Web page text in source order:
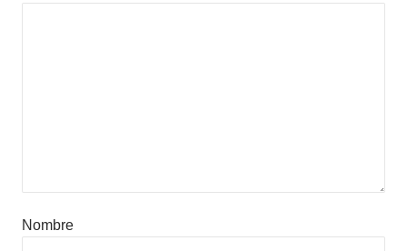
Nombre